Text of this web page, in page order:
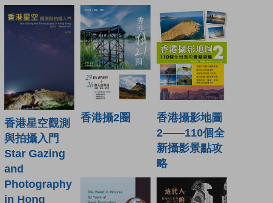
香港星空觀測
與拍攝入門
Star Gazing
and
Photography
in Hong
香港攝2圈
香港攝影地圖
2——110個全
新攝影景點攻
略